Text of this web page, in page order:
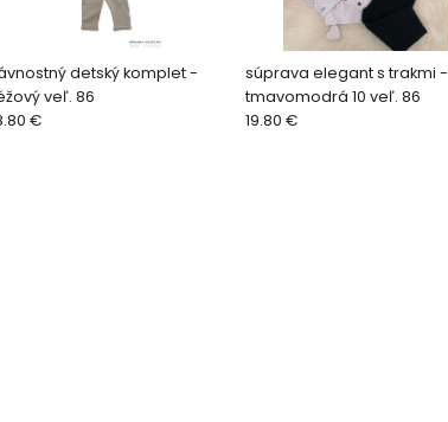
detský komplet -
veľ. 86
€
súprava elegant s trakmi -
tmavomodrá 10 veľ. 86
19.80 €